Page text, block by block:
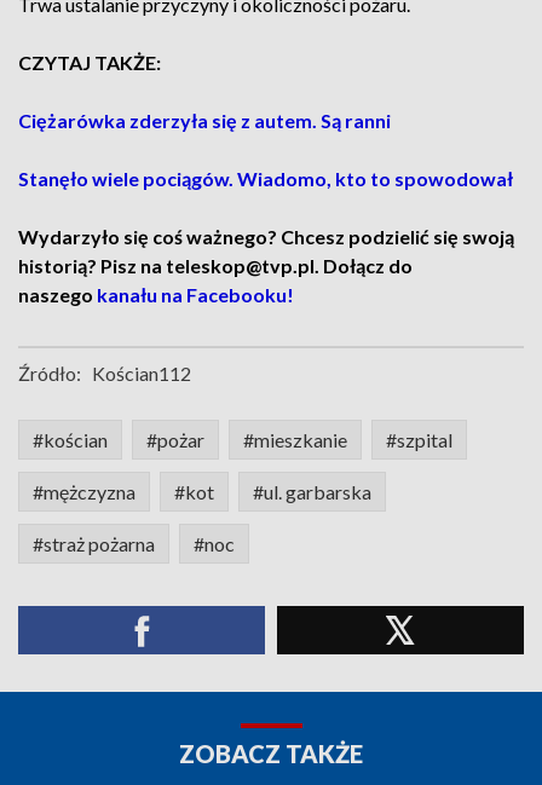
CZYTAJ TAKŻE:
Ciężarówka zderzyła się z autem. Są ranni
Stanęło wiele pociągów. Wiadomo, kto to spowodował
Wydarzyło się coś ważnego? Chcesz podzielić się swoją
historią? Pisz na teleskop@tvp.pl. Dołącz do
naszego kanału na Facebooku!
Źródło: Kościan112
#kościan #pożar #mieszkanie #szpital
#mężczyzna #kot #ul. garbarska
#straż pożarna #noc
ZOBACZ TAKŻE